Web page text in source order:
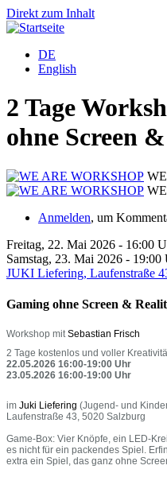
Direkt zum Inhalt
DE
English
2 Tage
ohne Screen
Anmelden, um
Freitag, 22. Mai 2026 - 16:00
Samstag, 23. Mai 2026 - 19:00
JUKI Liefering, Laufenstraße
Gaming ohne Screen &
Workshop mitSebastian Frisch
2 Tage kostenlos und voller
22.05.2026 16:00-19:00 Uhr
23.05.2026 16:00-19:00 Uhr
im Juki Liefering (Jugend- und
Laufenstraße 43, 5020 Salzburg
Game-Box: Vier Knöpfe, ein LED-
es nicht für ein packendes Spiel.
extra ein Spiel, das ganz ohne